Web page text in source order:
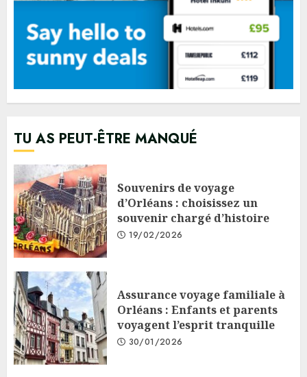
TU AS PEUT-ÊTRE MANQUÉ
Souvenirs de voyage
d’Orléans : choisissez un
souvenir chargé d’histoire
19/02/2026
Assurance voyage familiale à
Orléans : Enfants et parents
voyagent l’esprit tranquille
30/01/2026